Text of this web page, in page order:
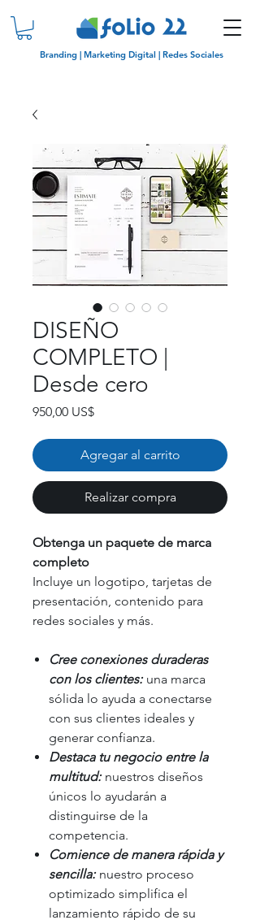
Branding | Marketing Digital | Redes Sociales
DISEÑO
COMPLETO |
Desde cero
950,00 US$Precio
Agregar al carrito
Realizar compra
Obtenga un paquete de marca
completo
Incluye un logotipo, tarjetas de
presentación, contenido para
redes sociales y más.
Cree conexiones duraderas
con los clientes:una marca
sólida lo ayuda a conectarse
con sus clientes ideales y
generar confianza.
Destaca tu negocio entre la
multitud: nuestros diseños
únicos lo ayudarán a
distinguirse de la
competencia.
Comience de manera rápida y
sencilla: nuestro proceso
optimizado simplifica el
lanzamiento rápido de su